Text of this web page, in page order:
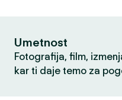
Umetnost
Fotografija, film,
kar ti daje temo za